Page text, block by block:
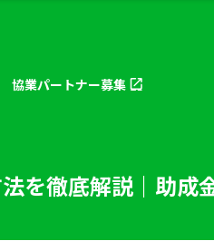
協業パートナー募集
を徹底解説｜助成